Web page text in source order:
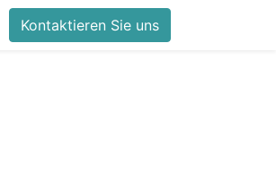
Kontaktieren Sie uns